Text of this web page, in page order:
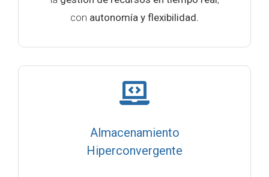
con autonomía y flexibilidad.
Almacenamiento
Hiperconvergente